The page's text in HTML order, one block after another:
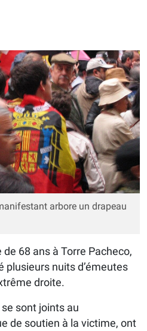
arbore un drapeau
de 68 ans à Torre Pacheco,
plusieurs nuits d’émeutes
droite.
sont joints au
de soutien à la victime, ont